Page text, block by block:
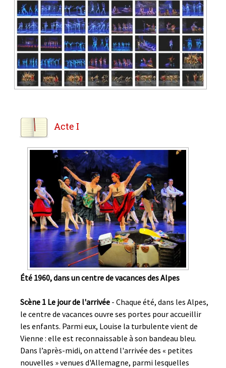
Acte I
Été 1960, dans un centre de vacances des Alpes
Scène 1 Le jour de l'arrivée - Chaque été, dans les Alpes,
le centre de vacances ouvre ses portes pour accueillir
les enfants. Parmi eux, Louise la turbulente vient de
Vienne : elle est reconnaissable à son bandeau bleu.
Dans l’après-midi, on attend l'arrivée des « petites
nouvelles » venues d'Allemagne, parmi lesquelles